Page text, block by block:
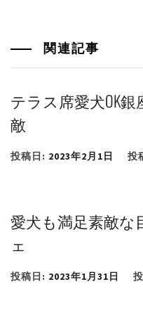
関連記事
テラス席愛犬OK
敵
投稿日: 2023年2月1日 投
愛犬も満足素敵な
ェ
投稿日: 2023年1月31日